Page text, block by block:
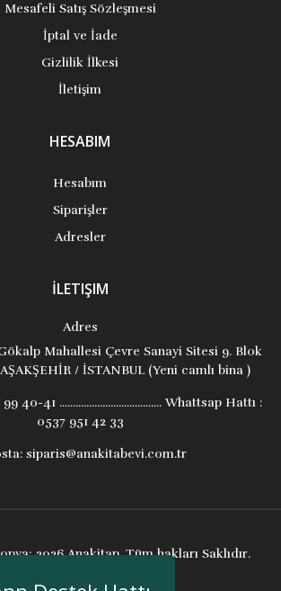
Mesafeli Satış Sözleşmesi
İptal ve İade
Gizlilik İlkesi
İletişim
HESABIM
Hesabım
Siparişler
Adresler
İLETIŞIM
Adres
Mahallesi Çevre Sanayi Sitesi 9. Blok
/ İSTANBUL (Yeni camlı bina )
40-41 ...................................... Whattsap Hattı :
0537 951 42 33
siparis@anakitabevi.com.tr
2026 Anakitap. Tüm hakları Saklıdır.